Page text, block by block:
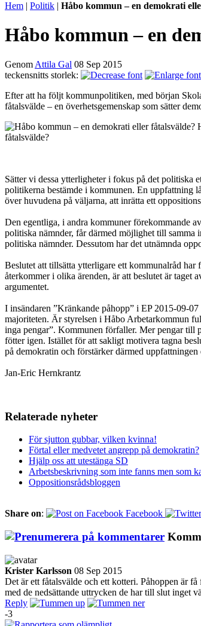
Hem | Politik | Håbo kommun – en demokrati
Håbo kommun – en
Genom Attila Gal 08 Sep 2015
teckensnitts storlek:
Efter att ha följt kommunpolitiken, med början
fåtalsvälde – en överhetsgemenskap som sätter
fåtalsvälde?
Sätter vi dessa ytterligheter i fokus på det politiska
politikerna bestämde i kommunen. En uppfattning
över huvudena på väljarna, att inrätta ett
Den egentliga, i andra kommuner förekommande
politiska nämnder, får därmed möjlighet till samma
politiska nämnder. Dessutom har det utnämnda
Beslutet att tillsätta ytterligare ett kommunalråd
återkommer i olika ärenden, är att beslutet är
argumentet.
I insändaren ”Kränkande påhopp” i EP 2015-09-
majoriteten. Är styrelsen i Håbo Arbetarkommun
inga pengar”. Kommunen förfaller. Mer pengar till
fötter igen. Istället för att sakligt motivera tagna
på demokratin och förstärker därmed uppfattningen
Jan-Eric Hernkrantz
Relaterade nyheter
För sjutton gubbar, vilken kvinna!
Förtal eller medvetet angrepp på demokratin?
Hjälp oss att utestänga SD
Arbetsbeskrivning som inte fanns men som
Oppositionsrådsbloggen
Share on: Facebook
Krister Karlsson 08 Sep 2015
Det är ett fåtalsvälde och ett kotteri. Påhoppen är
med de nedsättande uttrycken de har till slut inget
Reply
-3